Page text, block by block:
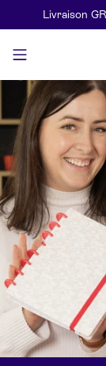
Aller auLivraison